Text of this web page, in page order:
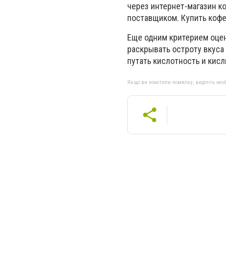
через интернет-магазин
поставщиком. Купить
Еще одним критерием
раскрывать остроту
путать кислотность и
Якщо ви помітили помилку, виділіть